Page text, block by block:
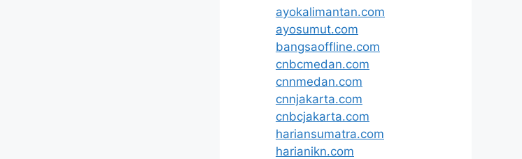
ayokalimantan.com
ayosumut.com
bangsaoffline.com
cnbcmedan.com
cnnmedan.com
cnnjakarta.com
cnbcjakarta.com
hariansumatra.com
harianikn.com